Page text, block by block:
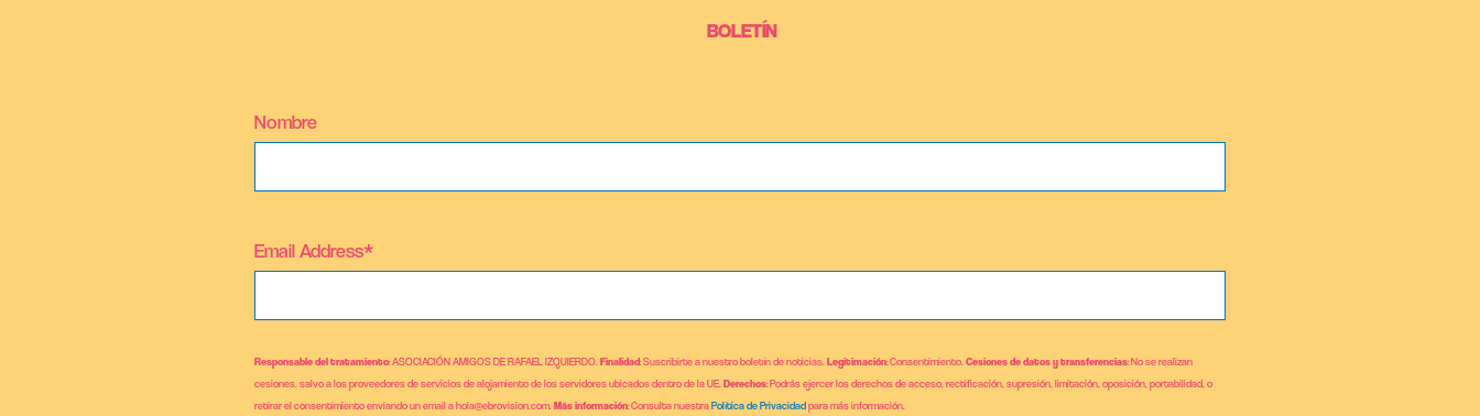
BOLETÍN
Nombre
Email Address*
Responsable del tratamiento: ASOCIACIÓN AMIGOS DE RAFAEL IZQUIERDO.Finalidad: Suscribirte a nuestro boletín de noticias.Legitimación: Consentimiento.Cesiones de datos y transferencias: No se realizan
cesiones, salvo a los proveedores de servicios de alojamiento de los servidores ubicados dentro de la UE.Derechos: Podrás ejercer los derechos de acceso, rectificación, supresión, limitación, oposición, portabilidad, o
retirar el consentimiento enviando un email a hola@ebrovision.com.Más información: Consulta nuestraPolítica de Privacidadpara más información.